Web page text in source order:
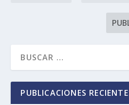
PUBLICACIONES